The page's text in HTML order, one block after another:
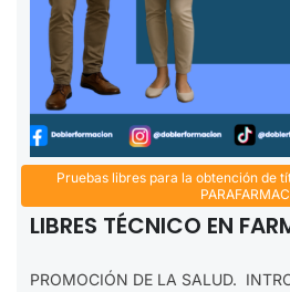
Pruebas libres para la obtención de
PROMOCIÓN DE LA
LIBRES TÉCNICO EN
PROMOCIÓN DE LA SALUD.